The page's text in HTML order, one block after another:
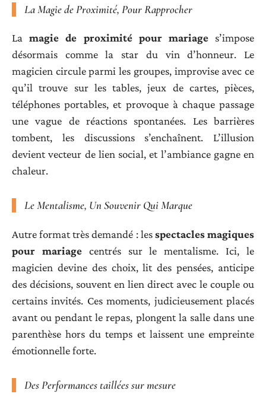
La Magie de Proximité, Pour Rapprocher
Lamagie de proximité pour mariages’impose
désormais comme la star du vin d’honneur. Le
magicien circule parmi les groupes, improvise avec ce
qu’il trouve sur les tables, jeux de cartes, pièces,
téléphones portables, et provoque à chaque passage
une vague de réactions spontanées. Les barrières
tombent, les discussions s’enchaînent. L’illusion
devient vecteur de lien social, et l’ambiance gagne en
chaleur.
Le Mentalisme, Un Souvenir Qui Marque
Autre format très demandé : lesspectacles magiques
pour mariagecentrés sur le mentalisme. Ici, le
magicien devine des choix, lit des pensées, anticipe
des décisions, souvent en lien direct avec le couple ou
certains invités. Ces moments, judicieusement placés
avant ou pendant le repas, plongent la salle dans une
parenthèse hors du temps et laissent une empreinte
émotionnelle forte.
Des Performances taillées sur mesure